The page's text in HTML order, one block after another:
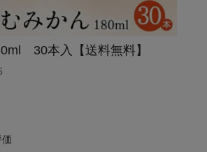
30本入【送料無料】